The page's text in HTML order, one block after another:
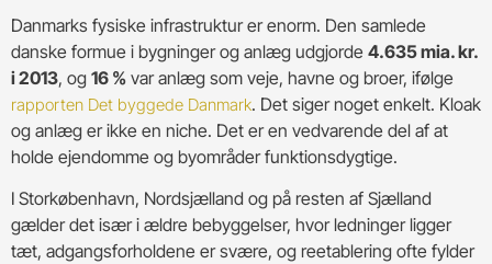
Danmarks fysiske infrastruktur er enorm. Den samlede
danske formue i bygninger og anlæg udgjorde 4.635 mia. kr.
i 2013, og 16 % var anlæg som veje, havne og broer, ifølge
rapporten Det byggede Danmark. Det siger noget enkelt. Kloak
og anlæg er ikke en niche. Det er en vedvarende del af at
holde ejendomme og byområder funktionsdygtige.
I Storkøbenhavn, Nordsjælland og på resten af Sjælland
gælder det især i ældre bebyggelser, hvor ledninger ligger
tæt, adgangsforholdene er svære, og reetablering ofte fylder